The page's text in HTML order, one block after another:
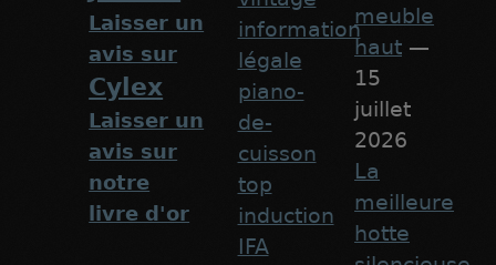
Laisser un
avis sur
Cylex
Laisser un
avis sur
notre
livre d'or
information
légale
piano-
de-
cuisson
top
induction
IFA
meuble
haut —
15
juillet
2026
La
meilleure
hotte